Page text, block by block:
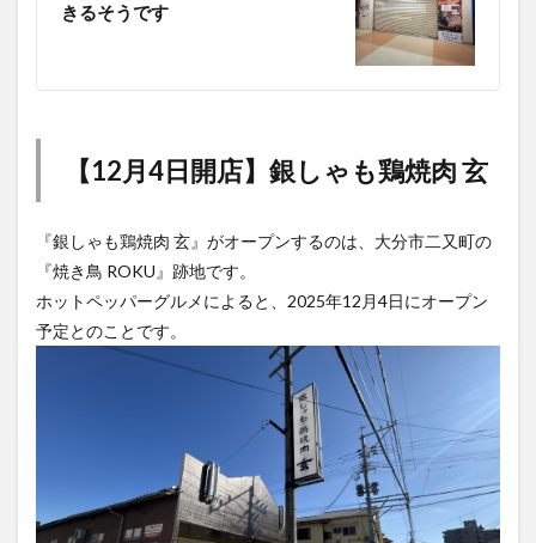
きるそうです
【12月4日開店】銀しゃも鶏焼肉 玄
『銀しゃも鶏焼肉 玄』がオープンするのは、大分市二又町の
『焼き鳥 ROKU』跡地です。
ホットペッパーグルメによると、2025年12月4日にオープン
予定とのことです。